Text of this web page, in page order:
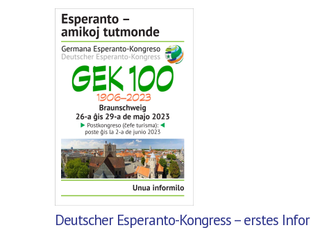
Deutscher Esperanto-Kongress – erstes